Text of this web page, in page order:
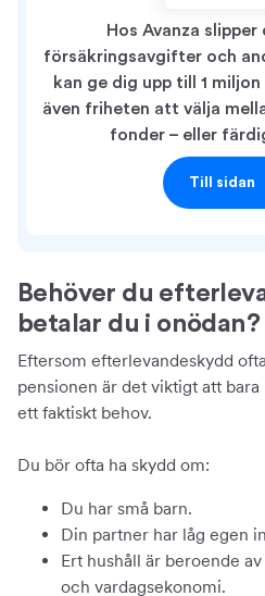
Hos Avanza
försäkringsavgifter och
kan ge dig upp till 1
även friheten att välja
fonder – eller
Till sidan
Behöver du
betalar du i onödan?
Eftersom efterlevandeskydd
pensionen är det viktigt att
ett faktiskt behov.
Du bör ofta ha skydd om:
Du har små barn.
Din partner har låg egen
Ert hushåll är beroende
och vardagsekonomi.